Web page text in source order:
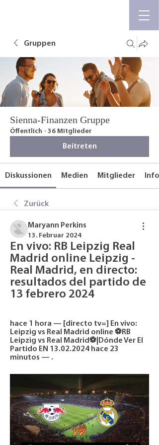
Gruppen
Sienna-Finanzen Gruppe
Öffentlich · 36 Mitglieder
Beitreten
Diskussionen Medien Mitglieder Info
Zurück
Maryann Perkins
13. Februar 2024
En vivo: RB Leipzig Real
Madrid online Leipzig -
Real Madrid, en directo:
resultados del partido de
13 febrero 2024
hace 1 hora — [directo tv=] En vivo:
Leipzig vs Real Madrid online ⚽️RB
Leipzig vs Real Madrid⚽️|Dónde Ver El
Partido EN 13.02.2024 hace 23
minutos — .